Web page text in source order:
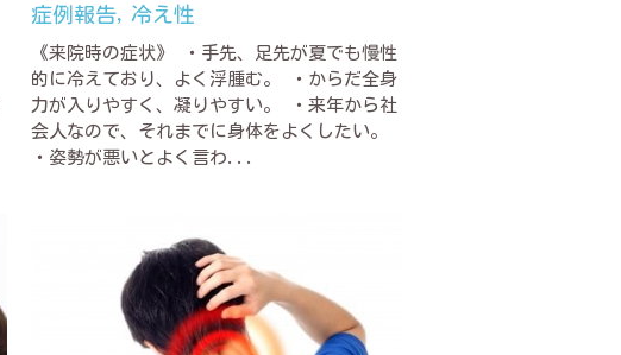
症例報告, 冷え性
《来院時の症状》 ・手先、足先が夏でも慢性
的に冷えており、よく浮腫む。 ・からだ全身
力が入りやすく、凝りやすい。 ・来年から社
会人なので、それまでに身体をよくしたい。
・姿勢が悪いとよく言わ...